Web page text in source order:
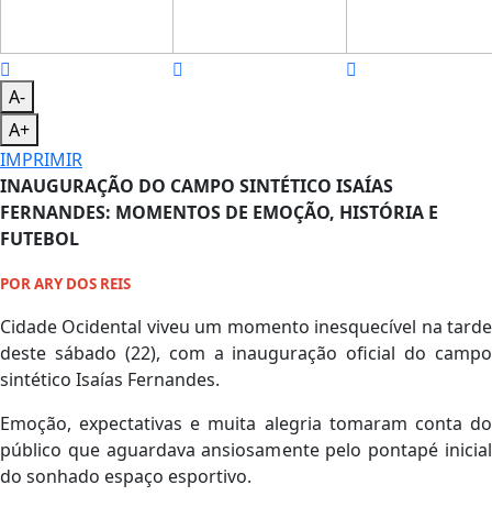
A-
A+
IMPRIMIR
INAUGURAÇÃO DO CAMPO SINTÉTICO ISAÍAS
FERNANDES: MOMENTOS DE EMOÇÃO, HISTÓRIA E
FUTEBOL
POR ARY DOS REIS
Cidade Ocidental viveu um momento inesquecível na tarde
deste sábado (22), com a inauguração oficial do campo
sintético Isaías Fernandes.
Emoção, expectativas e muita alegria tomaram conta do
público que aguardava ansiosamente pelo pontapé inicial
do sonhado espaço esportivo.